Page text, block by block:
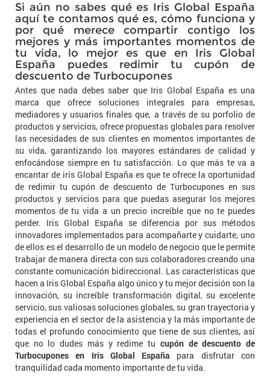
Si aún no sabes qué es Iris Global España
aquí te contamos qué es, cómo funciona y
por qué merece compartir contigo los
mejores y más importantes momentos de
tu vida, lo mejor es que en Iris Global
España puedes redimir tu cupón de
descuento de Turbocupones
Antes que nada debes saber que Iris Global España es una
marca que ofrece soluciones integrales para empresas,
mediadores y usuarios finales que, a través de su porfolio de
productos y servicios, ofrece propuestas globales para resolver
las necesidades de sus clientes en momentos importantes de
su vida, garantizando los mayores estándares de calidad y
enfocándose siempre en tu satisfacción. Lo que más te va a
encantar de iris Global España es que te ofrece la oportunidad
de redimir tu cupón de descuento de Turbocupones en sus
productos y servicios para que puedas asegurar los mejores
momentos de tu vida a un precio increíble que no te puedes
perder. Iris Global España se diferencia por sus métodos
innovadores implementados para acompañarte y cuidarte, uno
de ellos es el desarrollo de un modelo de negocio que le permite
trabajar de manera directa con sus colaboradores creando una
constante comunicación bidireccional. Las características que
hacen a Iris Global España algo único y tu mejor decisión son la
innovación, su increíble transformación digital, su excelente
servicio, sus valiosas soluciones globales, su gran trayectoria y
experiencia en el sector de la asistencia y la más importante de
todas el profundo conocimiento que tiene de sus clientes, así
que no lo dudes más y redime tu cupón de descuento de
Turbocupones en Iris Global España para disfrutar con
tranquilidad cada momento importante de tu vida.